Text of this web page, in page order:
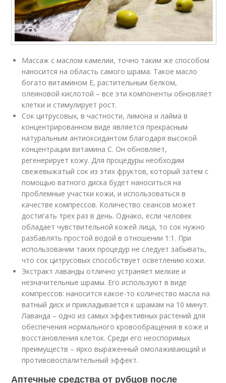
Массаж с маслом камелии, точно таким же способом
наносится на область самого шрама. Такое масло
богато витамином Е, растительным белком,
олеиновой кислотой – все эти компоненты обновляет
клетки и стимулирует рост.
Сок цитрусовых, в частности, лимона и лайма в
концентрированном виде является прекрасным
натуральным антиоксидантом благодаря высокой
концентрации витамина С. Он обновляет,
регенерирует кожу. Для процедуры необходим
свежевыжатый сок из этих фруктов, который затем с
помощью ватного диска будет наноситься на
проблемные участки кожи, и использоваться в
качестве компрессов. Количество сеансов может
достигать трех раз в день. Однако, если человек
обладает чувствительной кожей лица, то сок нужно
разбавлять простой водой в отношении 1:1. При
использовании таких процедур не следует забывать,
что сок цитрусовых способствует осветлению кожи.
Экстракт лаванды отлично устраняет мелкие и
незначительные шрамы. Его используют в виде
компрессов: наносится какое-то количество масла на
ватный диск и прикладывается к шрамам на 10 минут.
Лаванда – одно из самых эффективных растений для
обеспечения нормального кровообращения в коже и
восстановления клеток. Среди его неоспоримых
преимуществ – ярко выраженный омолаживающий и
противовоспалительный эффект.
Аптечные средства от рубцов после